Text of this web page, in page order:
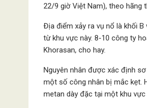
22/9 giờ Việt Nam), theo hãng
Địa điểm xảy ra vụ nổ là khối
từ khu vực này. 8-10 công ty
Khorasan, cho hay.
Nguyên nhân được xác định
một số công nhân bị mắc kẹt.
metan dày đặc tại một khu